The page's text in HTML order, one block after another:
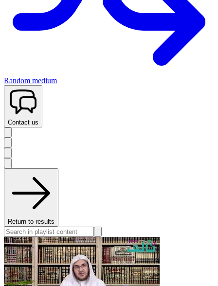
Random medium
Contact us
Return to results